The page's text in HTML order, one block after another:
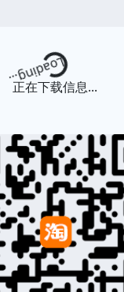
Loading...
正在下载信息...